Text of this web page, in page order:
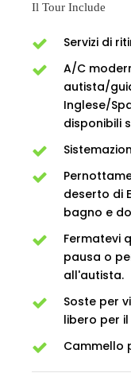
Il Tour Include
Servizi di
A/C
autista/
Inglese/
disponibili
deserto di
bagno e
Fermatevi
pausa o
all'autista.
Soste per
libero per
Cammello